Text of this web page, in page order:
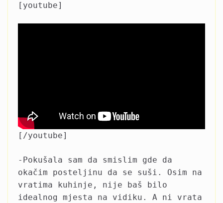
[youtube]
[/youtube]
-Pokušala sam da smislim gde da
okačim posteljinu da se suši. Osim na
vratima kuhinje, nije baš bilo
idealnog mjesta na vidiku. A ni vrata